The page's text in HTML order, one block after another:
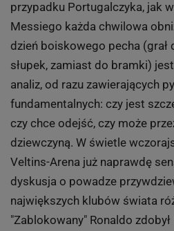
przypadku Portugalczyka, jak
Messiego każda chwilowa
dzień boiskowego pecha (grał
słupek, zamiast do bramki)
analiz, od razu zawierających
fundamentalnych: czy jest
czy chce odejść, czy może
dziewczyną. W świetle
Veltins-Arena już naprawdę
dyskusja o powadze
największych klubów świata
"Zablokowany" Ronaldo